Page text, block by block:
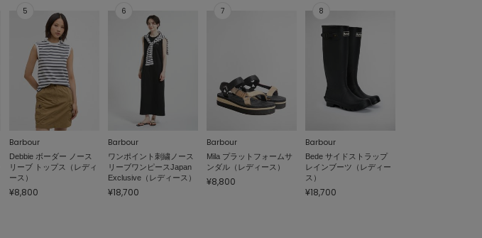
Barbour
Debbie ボーダー ノース
リーブ トップス（レディ
ース）
¥8,800
Barbour
ワンポイント刺繍ノース
リーブワンピースJapan
Exclusive（レディース）
¥18,700
Barbour
Mila プラットフォームサ
ンダル（レディース）
¥8,800
Barbour
Bede サイドストラップ
レインブーツ（レディー
ス）
¥18,700